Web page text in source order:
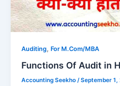
Auditing, For M.Com/MBA
Functions Of Audit in
Accounting Seekho/September 1,